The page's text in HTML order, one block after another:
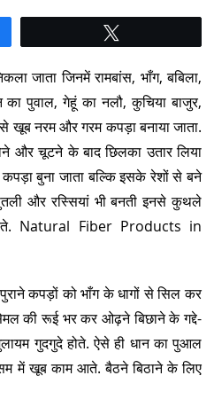
जाता जिनमें रामबांस, भाँग, बबिला,
पुवाल, गेहूं का नलौ, कुचिया बाजुर,
नरम और गरम कपड़ा बनाया जाता.
और चूटने के बाद छिलका उतार लिया
बुना जाता बल्कि इसके रेशों से बने
और रस्सियां भी बनती इनसे कुथले
Natural Fiber Products in
कपड़ों को भाँग के धागों से सिल कर
की रूई भर कर ओढ़ने बिछाने के गद्दे-
गुदगुदे होते. ऐसे ही धान का पुआल
में खूब काम आते. बैठने बिठाने के लिए